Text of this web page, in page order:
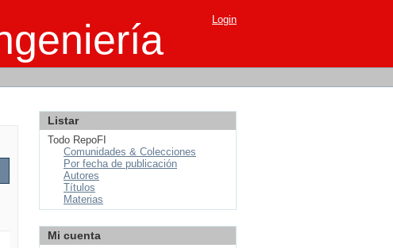
Login
Listar
Todo RepoFI
Comunidades & Colecciones
Por fecha de publicación
Autores
Títulos
Materias
Mi cuenta